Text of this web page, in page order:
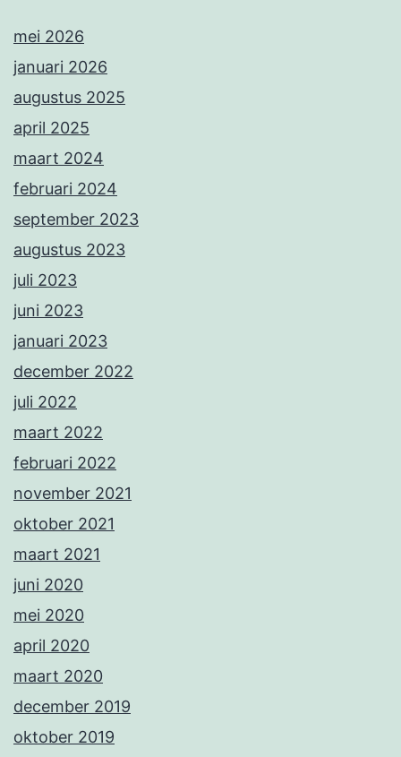
mei 2026
januari 2026
augustus 2025
april 2025
maart 2024
februari 2024
september 2023
augustus 2023
juli 2023
juni 2023
januari 2023
december 2022
juli 2022
maart 2022
februari 2022
november 2021
oktober 2021
maart 2021
juni 2020
mei 2020
april 2020
maart 2020
december 2019
oktober 2019